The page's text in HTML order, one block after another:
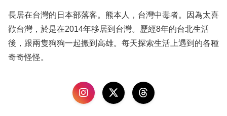
長居在台灣的日本部落客。熊本人，台灣中毒者。因為太喜
歡台灣，於是在2014年移居到台灣。歷經8年的台北生活
後，跟兩隻狗狗一起搬到高雄。每天探索生活上遇到的各種
奇奇怪怪。